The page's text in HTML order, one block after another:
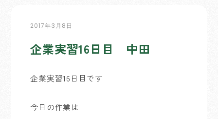
2017年3月8日
企業実習16日目 中田
企業実習16日目です
今日の作業は